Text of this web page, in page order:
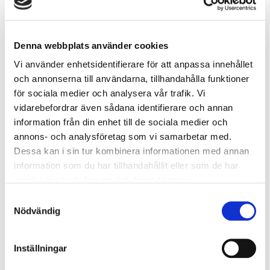
Denna webbplats använder cookies
Vi använder enhetsidentifierare för att anpassa innehållet
och annonserna till användarna, tillhandahålla funktioner
för sociala medier och analysera vår trafik. Vi
vidarebefordrar även sådana identifierare och annan
information från din enhet till de sociala medier och
annons- och analysföretag som vi samarbetar med.
Dessa kan i sin tur kombinera informationen med annan
information som du har tillhandahållit eller som de har
Nödvändig
Inställningar
anmält ärendet och får ge sitt godkännande innan det
Kontakt
När du tar kontrakt med oss via telefon, epost, webb
eller våra social media för en dialog om vårt
erbjudande om tjänster och lösningar hanterar vi dina
personuppgifter (t.ex. namn, epost, företag, telefon,
befattning) för att kunna återkoppla och förse dig med
relevant information. Personuppgifterna hanteras för
det syfte som du kontaktar oss för och till dess att
utan att ett avtal har slutits. Gallring av personuppgifter
programvaror delas personuppgifterna med Siemens
Industry Software AB.